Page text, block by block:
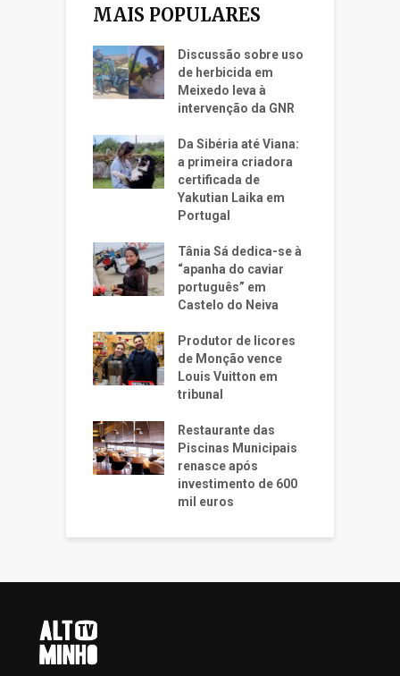
MAIS POPULARES
Discussão sobre uso
de herbicida em
Meixedo leva à
intervenção da GNR
Da Sibéria até Viana:
a primeira criadora
certificada de
Yakutian Laika em
Portugal
Tânia Sá dedica-se à
“apanha do caviar
português” em
Castelo do Neiva
Produtor de licores
de Monção vence
Louis Vuitton em
tribunal
Restaurante das
Piscinas Municipais
renasce após
investimento de 600
mil euros